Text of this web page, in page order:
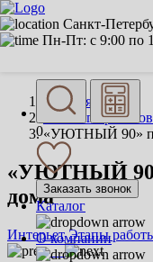
Санкт-
Пн-Пт: с 9:00 по
0
Заказать звонок
Каталог
О компании
Главная
Каталог проектов
«УЮТНЫЙ 90»
«УЮТНЫЙ 90»
дома
Интерьет Этапы